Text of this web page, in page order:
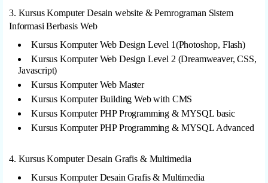
3. Kursus Komputer Desain website & Pemrograman Sistem
Informasi Berbasis Web
Kursus Komputer Web Design Level 1(Photoshop, Flash)
Kursus Komputer Web Design Level 2 (Dreamweaver, CSS,
Javascript)
Kursus Komputer Web Master
Kursus Komputer Building Web with CMS
Kursus Komputer PHP Programming & MYSQL basic
Kursus Komputer PHP Programming & MYSQL Advanced
4. Kursus Komputer Desain Grafis & Multimedia
Kursus Komputer Desain Grafis & Multimedia